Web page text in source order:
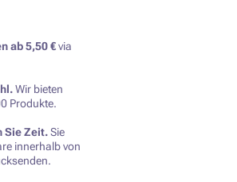
ab 5,50 €via
Wir bieten
Produkte.
Sie Zeit.Sie
innerhalb von